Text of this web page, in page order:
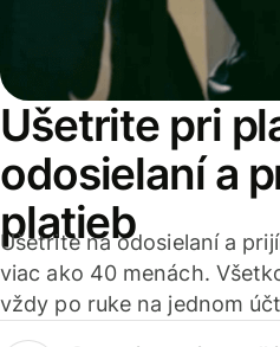
Ušetrite pri
odosielaní a
platieb
Ušetrite na odosielaní a
viac ako 40 menách.
vždy po ruke na jednom